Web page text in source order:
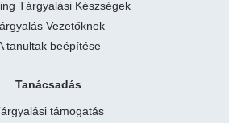
Tárgyalási Készségek
Vezetőknek
tanultak beépítése
Tanácsadás
támogatás